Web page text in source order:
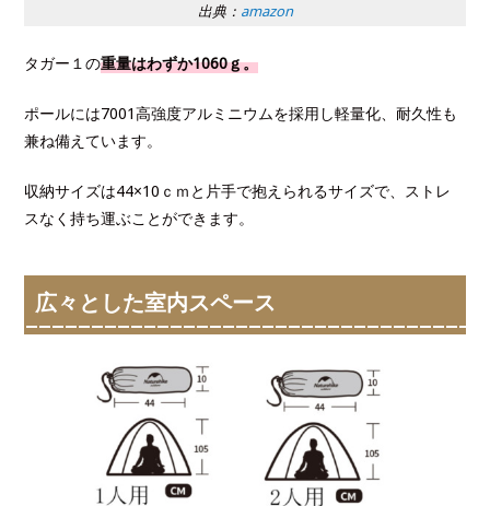
出典： amazon
タガー１の重量はわずか1060ｇ。
ポールには7001高強度アルミニウムを採用し軽量化、耐久性も
兼ね備えています。
収納サイズは44×10ｃｍと片手で抱えられるサイズで、ストレ
スなく持ち運ぶことができます。
広々とした室内スペース